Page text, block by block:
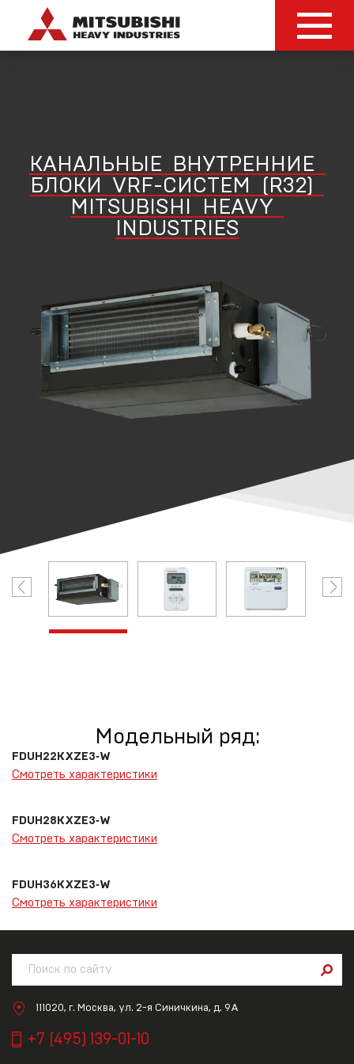
КАНАЛЬНЫЕ
ВНУТРЕННИЕ
БЛОКИ
VRF-СИСТЕМ
(R32)
MITSUBISHI
HEAVY
INDUSTRIES
Модельный ряд:
FDUH22KXZE3‑W
Смотреть характеристики
FDUH28KXZE3‑W
Смотреть характеристики
FDUH36KXZE3‑W
Смотреть характеристики
111020, г. Москва, ул. 2-я Синичкина, д. 9А
+7 (495) 139-01-10